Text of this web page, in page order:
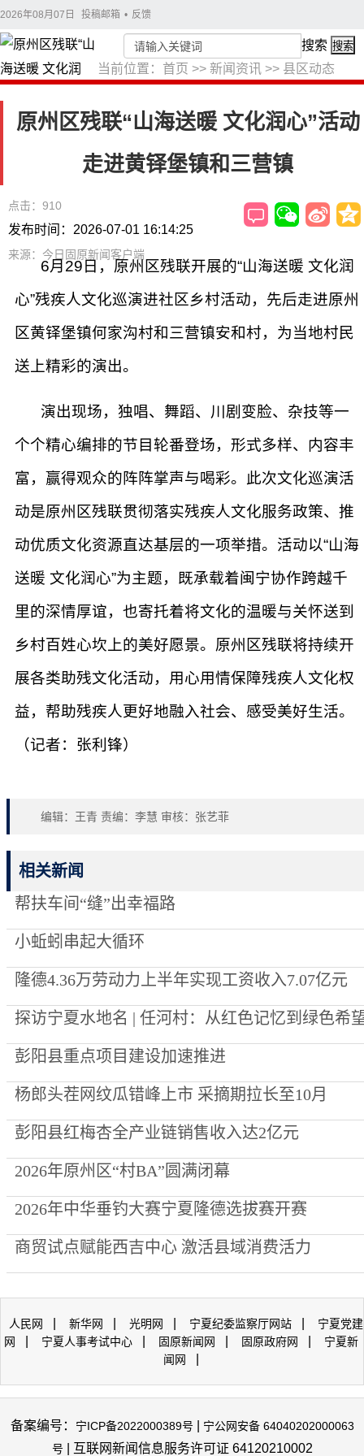
2026年08月07日 投稿邮箱 • 反馈
当前位置： 首页 >> 新闻资讯 >> 县区动态
搜索 搜索
原州区残联“山海送暖 文化润心”活动
走进黄铎堡镇和三营镇
点击：910
发布时间：2026-07-01 16:14:25
来源：今日固原新闻客户端
6月29日，原州区残联开展的“山海送暖 文化润
心”残疾人文化巡演进社区乡村活动，先后走进原州
区黄铎堡镇何家沟村和三营镇安和村，为当地村民
送上精彩的演出。
演出现场，独唱、舞蹈、川剧变脸、杂技等一
个个精心编排的节目轮番登场，形式多样、内容丰
富，赢得观众的阵阵掌声与喝彩。此次文化巡演活
动是原州区残联贯彻落实残疾人文化服务政策、推
动优质文化资源直达基层的一项举措。活动以“山海
送暖 文化润心”为主题，既承载着闽宁协作跨越千
里的深情厚谊，也寄托着将文化的温暖与关怀送到
乡村百姓心坎上的美好愿景。原州区残联将持续开
展各类助残文化活动，用心用情保障残疾人文化权
益，帮助残疾人更好地融入社会、感受美好生活。
（记者：张利锋）
编辑：王青 责编：李慧 审核：张艺菲
相关新闻
帮扶车间“缝”出幸福路
小蚯蚓串起大循环
隆德4.36万劳动力上半年实现工资收入7.07亿元
探访宁夏水地名 | 任河村：从红色记忆到绿色希
彭阳县重点项目建设加速推进
杨郎头茬网纹瓜错峰上市 采摘期拉长至10月
彭阳县红梅杏全产业链销售收入达2亿元
2026年原州区“村BA”圆满闭幕
2026年中华垂钓大赛宁夏隆德选拔赛开赛
商贸试点赋能西吉中心 激活县域消费活力
人民网 新华网 光明网 宁夏纪委监察厅网站
宁夏党建
网
宁夏人事考试中心 固原新闻网 固原政府网
宁夏新
闻网
备案编号： 宁ICP备2022000389号
宁公网安备 64040202000063
号 | 互联网新闻信息服务许可证 64120210002